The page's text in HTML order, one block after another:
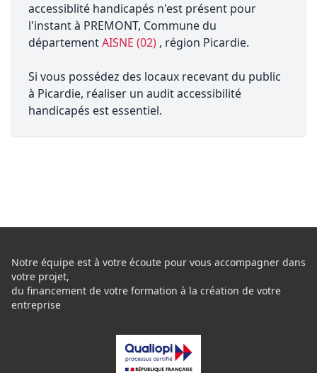
accessiblité handicapés n'est présent pour
l'instant à PREMONT, Commune du
départementAISNE (02) , région Picardie.
Si vous possédez des locaux recevant du public
à Picardie, réaliser un audit accessibilité
handicapés est essentiel.
Notre équipe est à votre écoute pour vous accompagner dans
votre projet,
du financement de votre formation à la création de votre
entreprise